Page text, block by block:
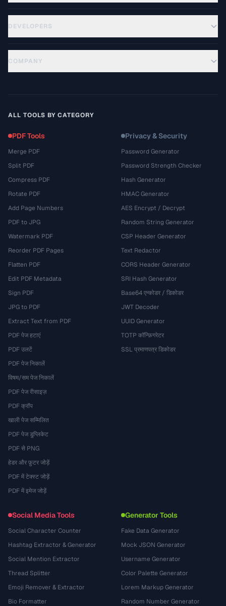
DEVELOPERS
COMPANY
ALL TOOLS BY CATEGORY
PDF Tools
Merge PDF
Split PDF
Compress PDF
Rotate PDF
Add Page Numbers
PDF to JPG
Watermark PDF
Reorder PDF Pages
Flatten PDF
Edit PDF Metadata
Sign PDF
JPG to PDF
Extract Text from PDF
PDF पेज हटाएं
PDF उलटें
PDF पेज निकालें
विषम/सम पेज निकालें
PDF पेज रीसाइज़
PDF क्रॉप
खाली पेज सम्मिलित
PDF पेज डुप्लिकेट
PDF से PNG
हेडर और फ़ुटर जोड़ें
PDF में टेक्स्ट जोड़ें
PDF में इमेज जोड़ें
Privacy & Security
Password Generator
Password Strength Checker
Hash Generator
HMAC Generator
AES Encrypt / Decrypt
Random String Generator
CSP Header Generator
Text Redactor
CORS Header Generator
SRI Hash Generator
Base64 एन्कोडर / डिकोडर
JWT Decoder
UUID Generator
TOTP कॉन्फ़िगरेटर
SSL प्रमाणपत्र डिकोडर
Social Media Tools
Social Character Counter
Hashtag Extractor & Generator
Social Mention Extractor
Thread Splitter
Emoji Remover & Extractor
Bio Formatter
Generator Tools
Fake Data Generator
Mock JSON Generator
Username Generator
Color Palette Generator
Lorem Markup Generator
Random Number Generator